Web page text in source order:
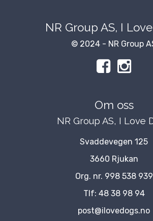
NR Group AS, I
© 2024 - NR Group
Om oss
NR Group AS, I Love
Svaddevegen 125
3660 Rjukan
Org. nr. 998 538 939
Tlf: 48 38 98 94
post@ilovedogs.no